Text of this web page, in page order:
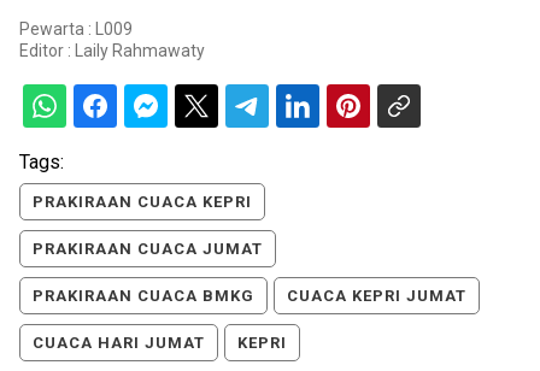
Pewarta : L009
Editor : Laily Rahmawaty
Tags:
PRAKIRAAN CUACA KEPRI
PRAKIRAAN CUACA JUMAT
PRAKIRAAN CUACA BMKG CUACA KEPRI JUMAT
CUACA HARI JUMAT KEPRI